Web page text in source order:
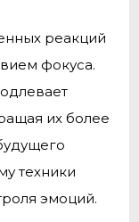
реакций
фокуса.
их более
техники
эмоций.